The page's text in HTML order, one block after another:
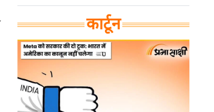
कार्टून